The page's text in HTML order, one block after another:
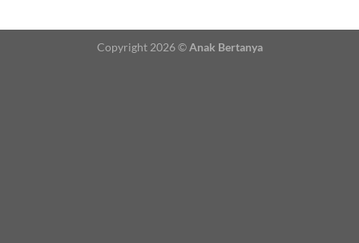
Copyright 2026 ©Anak Bertanya